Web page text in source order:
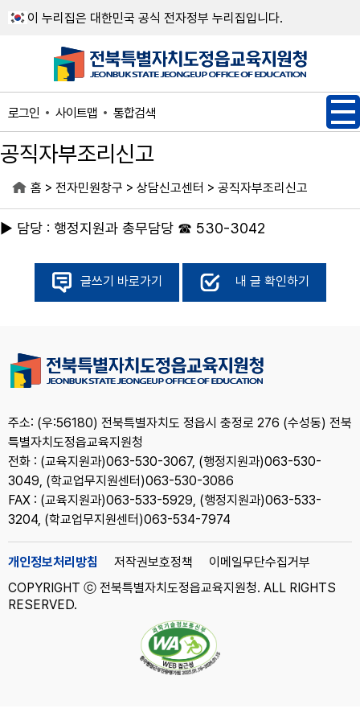
이 누리집은 대한민국 공식 전자정부 누리집입니다.
로그인 사이트맵 통합검색
공직자부조리신고
홈 > 전자민원창구 > 상담신고센터 > 공직자부조리신고
▶ 담당 : 행정지원과 총무담당 ☎ 530-3042
글쓰기 바로가기 내 글 확인하기
주소: (우:56180) 전북특별자치도 정읍시 충정로 276 (수성동) 전북
특별자치도정읍교육지원청
전화 : (교육지원과)063-530-3067, (행정지원과)063-530-
3049, (학교업무지원센터)063-530-3086
FAX : (교육지원과)063-533-5929, (행정지원과)063-533-
3204, (학교업무지원센터)063-534-7974
개인정보처리방침 저작권보호정책
이메일무단수집거부
COPYRIGHT ⓒ 전북특별자치도정읍교육지원청. ALL RIGHTS
RESERVED.